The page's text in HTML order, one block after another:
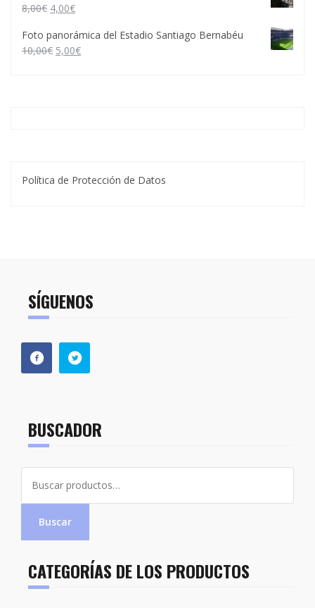
8,00€ 4,00€
Foto panorámica del Estadio Santiago Bernabéu
10,00€ 5,00€
Política de Protección de Datos
SÍGUENOS
BUSCADOR
por:
Buscar
CATEGORÍAS DE LOS PRODUCTOS